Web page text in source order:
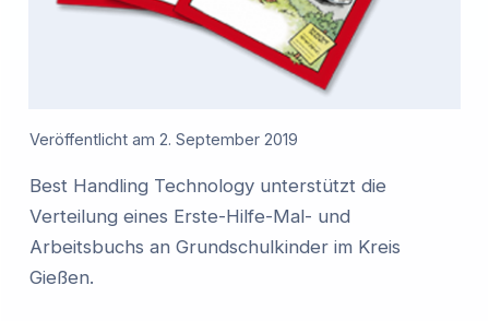
Veröffentlicht am 2. September 2019
Best Handling Technology unterstützt die
Verteilung eines Erste-Hilfe-Mal- und
Arbeitsbuchs an Grundschulkinder im Kreis
Gießen.